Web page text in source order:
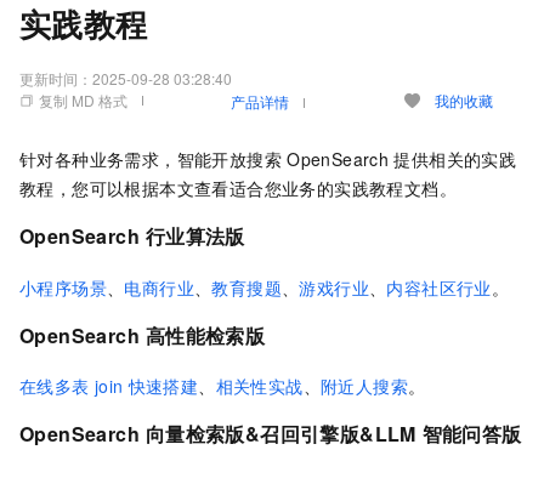
实践教程
更新时间： 2025-09-28 03:28:40
复制 MD 格式
产品详情 我的收藏
针对各种业务需求，智能开放搜索 OpenSearch 提供相关的实践
教程，您可以根据本文查看适合您业务的实践教程文档。
OpenSearch 行业算法版
小程序场景 电商行业 、教育搜题 、游戏行业 内容社区行业 。
OpenSearch 高性能检索版
在线多表 join 快速搭建、 相关性实战、附近人搜索。
OpenSearch 向量检索版&召回引擎版&LLM 智能问答版